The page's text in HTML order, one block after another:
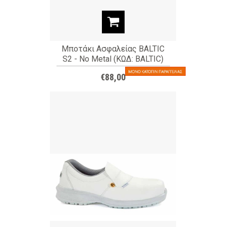
Μποτάκι Ασφαλείας BALTIC
S2 - No Metal (ΚΩΔ: BALTIC)
€88,00